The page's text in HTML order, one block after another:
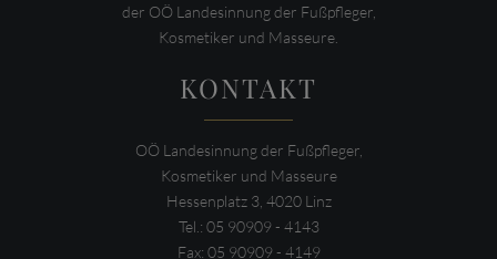
der OÖ Landesinnung der Fußpfleger,
Kosmetiker und Masseure.
KONTAKT
OÖ Landesinnung der Fußpfleger,
Kosmetiker und Masseure
Hessenplatz 3, 4020 Linz
Tel.: 05 90909 - 4143
Fax: 05 90909 - 4149